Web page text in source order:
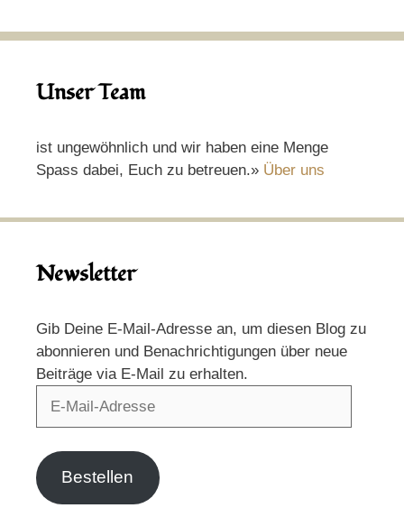
Unser Team
ist ungewöhnlich und wir haben eine Menge
Spass dabei, Euch zu betreuen.» Über uns
Newsletter
Gib Deine E-Mail-Adresse an, um diesen Blog zu
abonnieren und Benachrichtigungen über neue
Beiträge via E-Mail zu erhalten.
Bestellen